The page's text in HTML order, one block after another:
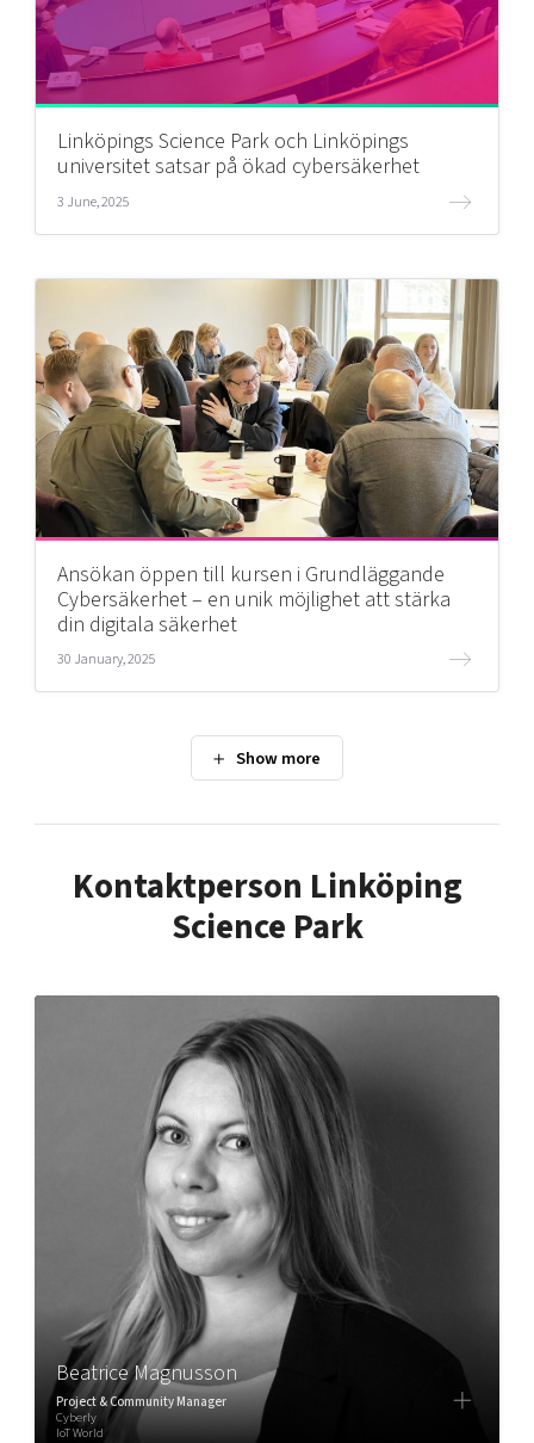
Linköpings Science Park och Linköpings
universitet satsar på ökad cybersäkerhet
3 June, 2025
Ansökan öppen till kursen i Grundläggande
Cybersäkerhet – en unik möjlighet att stärka
din digitala säkerhet
30 January, 2025
Kontaktperson Linköping
Science Park
Beatrice Magnusson
Project & Community Manager
Cyberly
IoT World